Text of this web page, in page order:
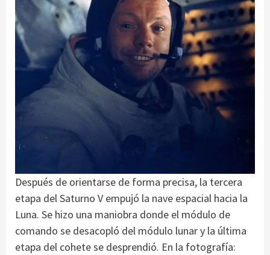
Después de orientarse de forma precisa, la tercera
etapa del Saturno V empujó la nave espacial hacia la
Luna. Se hizo una maniobra donde el módulo de
comando se desacopló del módulo lunar y la última
etapa del cohete se desprendió. En la fotografía: